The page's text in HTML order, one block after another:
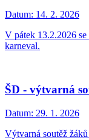
Datum: 14. 2. 2026
V pátek 13.2.2026
karneval.
ŠD - výtvarná
Datum: 29. 1. 2026
Výtvarná soutěž